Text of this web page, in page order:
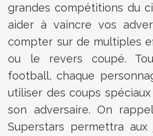
grandes compétitions du
aider à vaincre vos
compter sur de multiples
ou le revers coupé.
football, chaque
utiliser des coups
son adversaire. On
Superstars permettra aux